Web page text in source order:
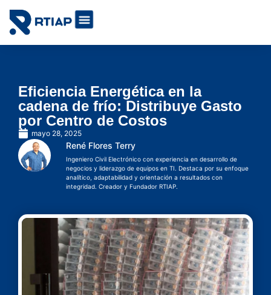
Eficiencia Energética en la
cadena de frío: Distribuye Gasto
por Centro de Costos
mayo 28, 2025
René Flores Terry
Ingeniero Civil Electrónico con experiencia en desarrollo de
negocios y liderazgo de equipos en TI. Destaca por su enfoque
analítico, adaptabilidad y orientación a resultados con
integridad. Creador y Fundador RTIAP.